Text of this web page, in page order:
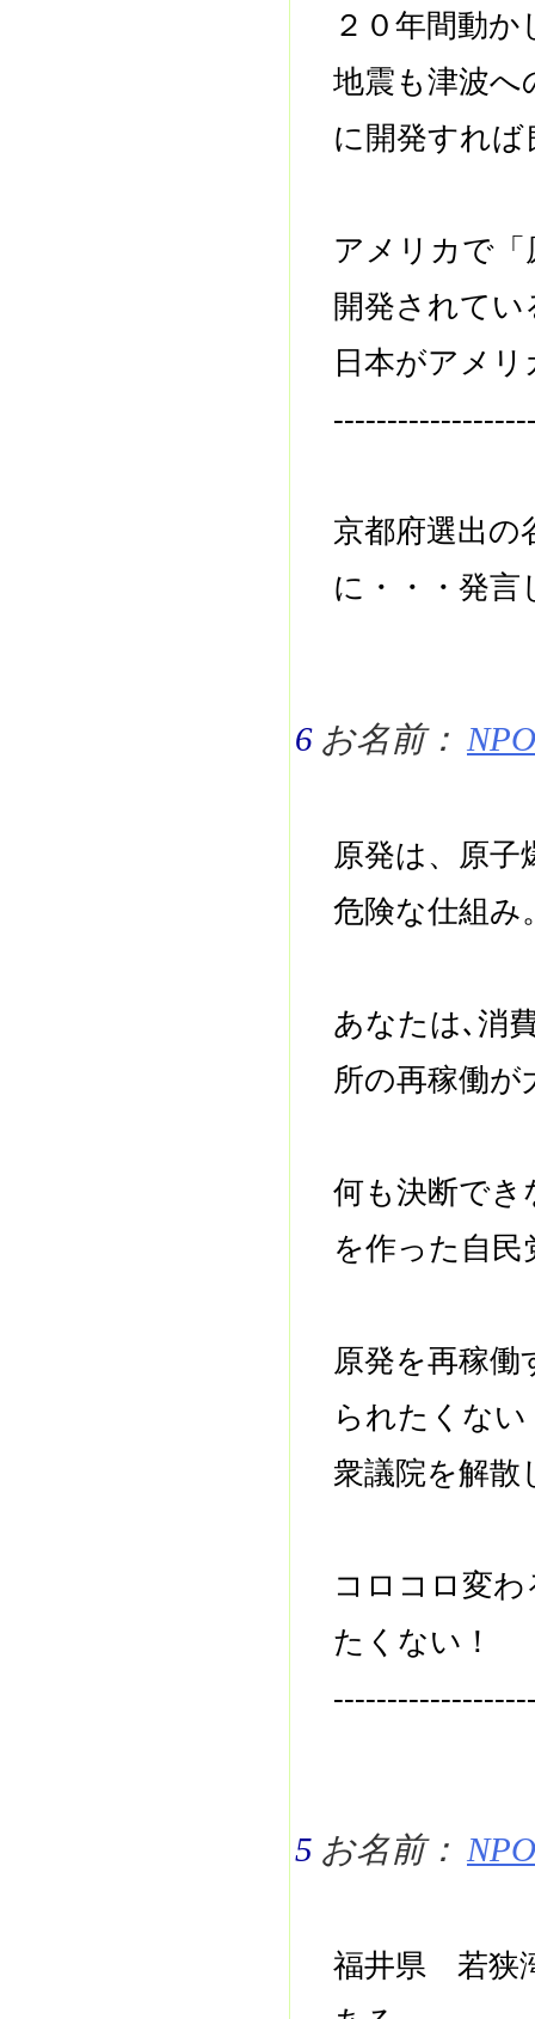
２０年間動
地震も津波
に開発すれば
アメリカで
開発されて
日本がアメ
京都府選出の
に・・・発言
6 お名前：
原発は、原
危険な仕組み
あなたは､消
所の再稼働が
何も決断でき
を作った自
原発を再稼
られたくない
衆議院を解散
コロコロ変
たくない！
5 お名前：
福井県 若狭